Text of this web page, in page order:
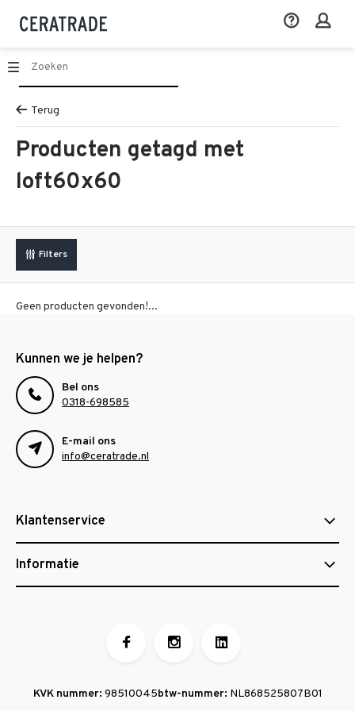
Terug
Producten getagd met
loft60x60
Filters
Geen producten gevonden!...
Kunnen we je helpen?
Bel ons
0318-698585
E-mail ons
info@ceratrade.nl
Klantenservice
Informatie
KVK nummer: 98510045btw-nummer: NL868525807B01